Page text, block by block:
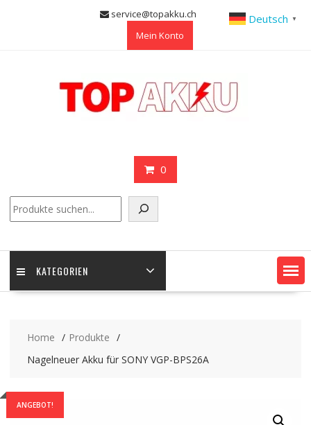
service@topakku.ch
Mein Konto
0
KATEGORIEN
Home
Produkte
Nagelneuer Akku für SONY VGP-BPS26A
ANGEBOT!
Deutsch ▼